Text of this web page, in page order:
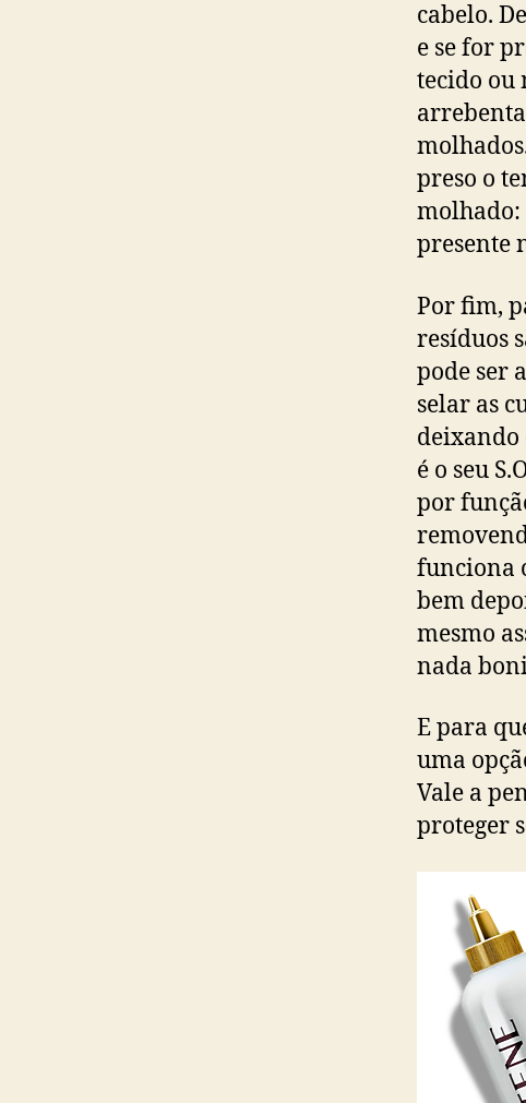
cabelo.
e se for
tecido ou
preso o
molhado:
presente
Por fim,
resíduos
pode ser
selar as
deixando
é o seu
por
funciona
bem
mesmo
nada
E para
uma
Vale a
proteger